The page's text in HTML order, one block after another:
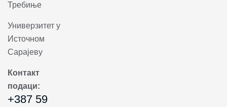
Требиње
Универзитет у
Источном
Сарајеву
Контакт
подаци:
+387 59